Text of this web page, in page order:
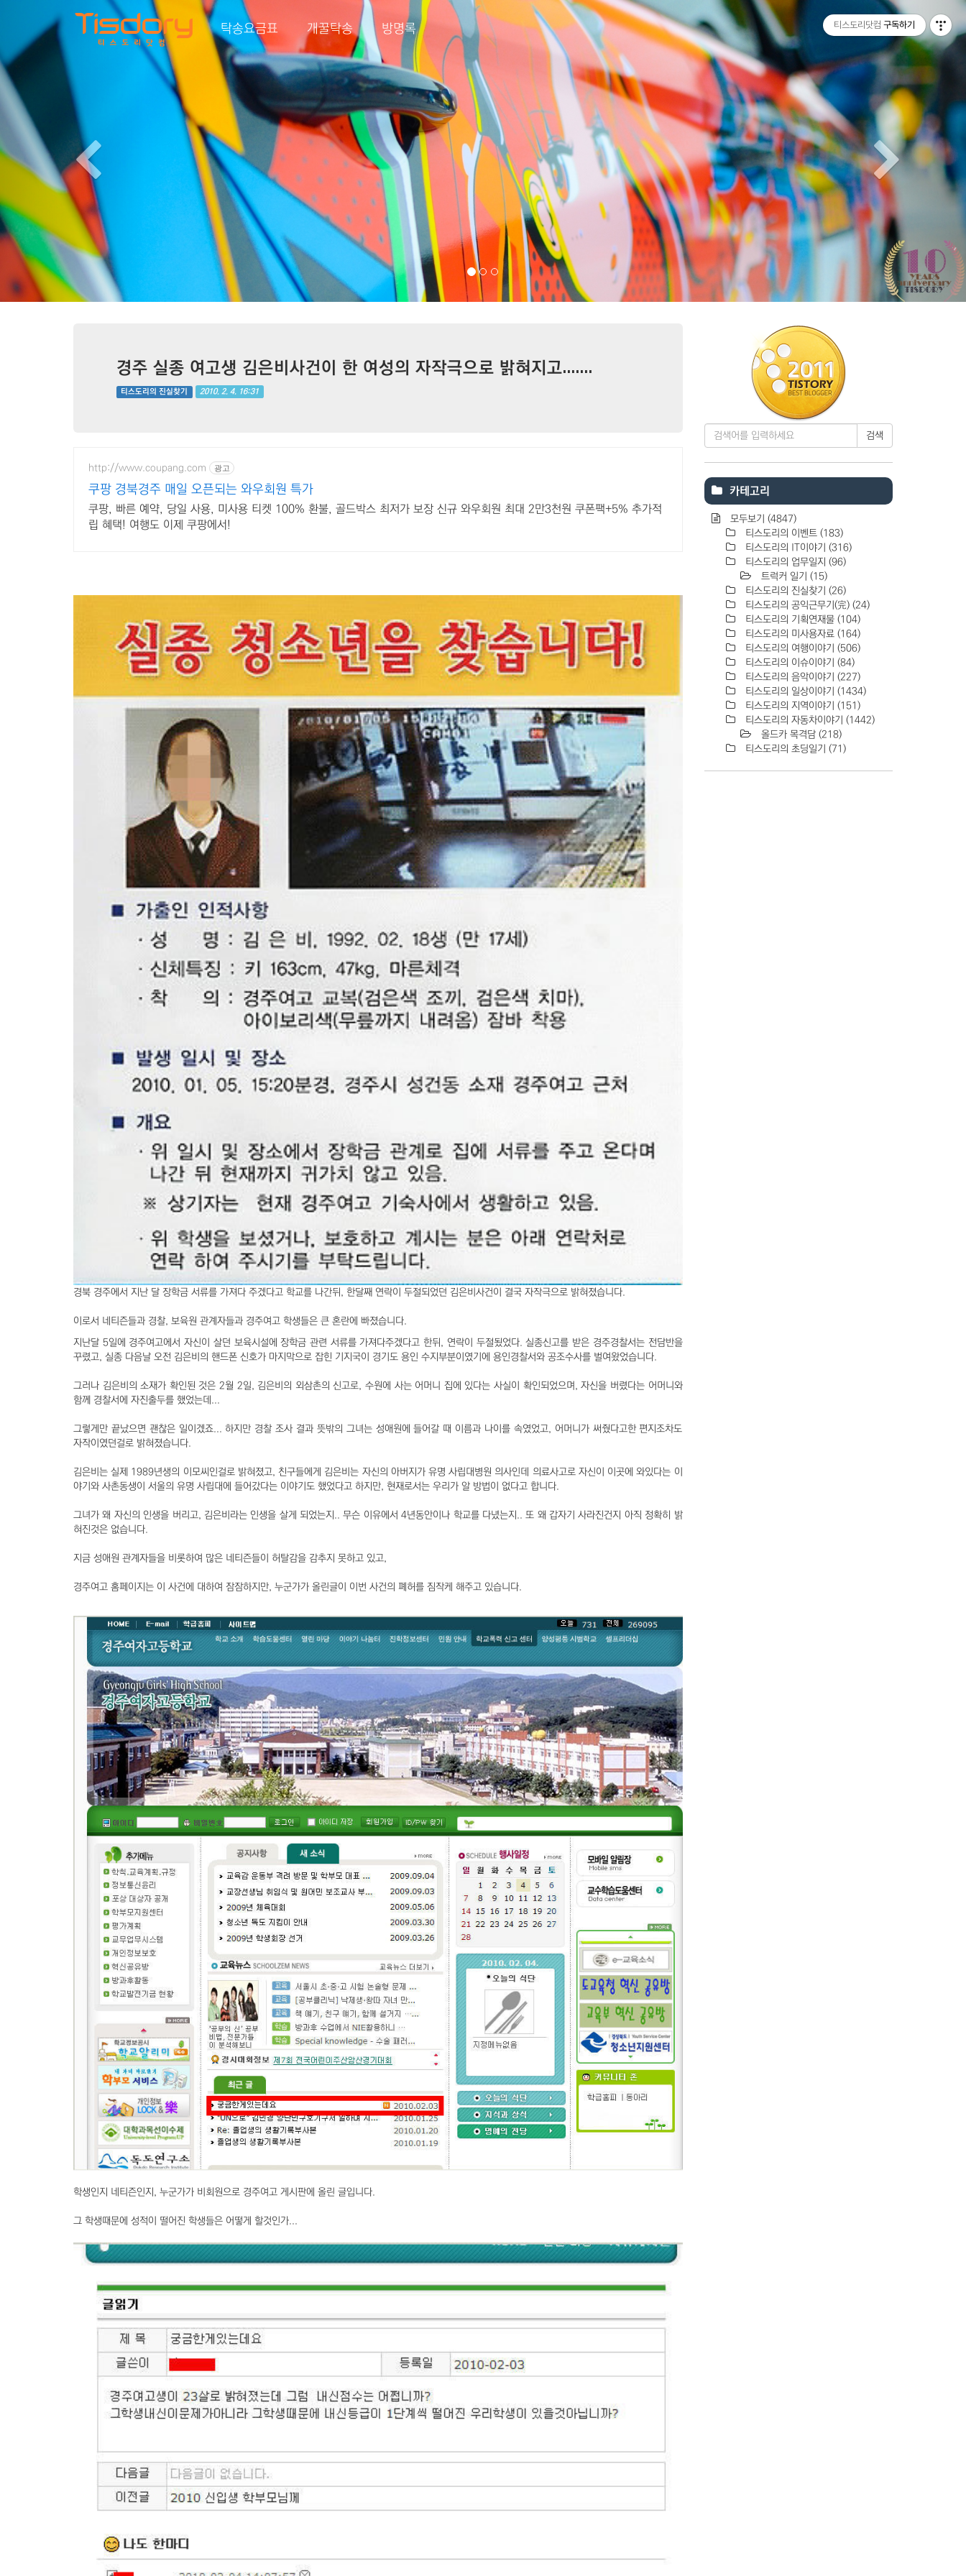
탁송요금표 개꿀탁송 방명록
Previous Next
경주 실종 여고생 김은비사건이 한 여성의 자작극으로 밝혀지고.......
티스도리의 진실찾기 2010. 2. 4. 16:31
http://www.coupang.com 광고
쿠팡 경북경주 매일 오픈되는 와우회원 특가
쿠팡, 빠른 예약, 당일 사용, 미사용 티켓 100% 환불, 골드박스 최저가 보장 신규 와우회원 최대 2만3천원 쿠폰팩+5% 추가적
립 혜택! 여행도 이제 쿠팡에서!
경북 경주에서 지난 달 장학금 서류를 가져다 주겠다고 학교를 나간뒤, 한달째 연락이 두절되었던 김은비사건이 결국 자작극으로 밝혀졌습니다.
이로서 네티즌들과 경찰, 보육원 관계자들과 경주여고 학생들은 큰 혼란에 빠졌습니다.
지난달 5일에 경주여고에서 자신이 살던 보육시설에 장학금 관련 서류를 가져다주겠다고 한뒤, 연락이 두절됬었다. 실종신고를 받은 경주경찰서는 전담반을
꾸렸고, 실종 다음날 오전 김은비의 핸드폰 신호가 마지막으로 잡힌 기지국이 경기도 용인 수지부분이였기에 용인경찰서와 공조수사를 벌여왔었습니다.
그러나 김은비의 소재가 확인된 것은 2월 2일, 김은비의 외삼촌의 신고로, 수원에 사는 어머니 집에 있다는 사실이 확인되었으며, 자신을 버렸다는 어머니와
함께 경찰서에 자진출두를 했었는데...
그렇게만 끝났으면 괜찮은 일이겠죠... 하지만 경찰 조사 결과 뜻밖의 그녀는 성애원에 들어갈 때 이름과 나이를 속였었고, 어머니가 써줬다고한 편지조차도
자작이였던걸로 밝혀졌습니다.
김은비는 실제 1989년생의 이모씨인걸로 밝혀졌고, 친구들에게 김은비는 자신의 아버지가 유명 사립대병원 의사인데 의료사고로 자신이 이곳에 와있다는 이
야기와 사촌동생이 서울의 유명 사립대에 들어갔다는 이야기도 했었다고 하지만, 현재로서는 우리가 알 방법이 없다고 합니다.
그녀가 왜 자신의 인생을 버리고, 김은비라는 인생을 살게 되었는지.. 무슨 이유에서 4년동안이나 학교를 다녔는지.. 또 왜 갑자기 사라진건지 아직 정확히 밝
혀진것은 없습니다.
지금 성애원 관계자들을 비롯하여 많은 네티즌들이 허탈감을 감추지 못하고 있고,
경주여고 홈페이지는 이 사건에 대하여 잠잠하지만, 누군가가 올린글이 이번 사건의 폐허를 짐작케 해주고 있습니다.
학생인지 네티즌인지, 누군가가 비회원으로 경주여고 게시판에 올린 글입니다.
그 학생때문에 성적이 떨어진 학생들은 어떻게 할것인가...
검색
카테고리
모두보기 (4847)
티스도리의 이벤트 (183)
티스도리의 IT이야기 (316)
티스도리의 업무일지 (96)
트럭커 일기 (15)
티스도리의 진실찾기 (26)
티스도리의 공익근무기(完) (24)
티스도리의 기획연재물 (104)
티스도리의 미사용자료 (164)
티스도리의 여행이야기 (506)
티스도리의 이슈이야기 (84)
티스도리의 음악이야기 (227)
티스도리의 일상이야기 (1434)
티스도리의 지역이야기 (151)
티스도리의 자동차이야기 (1442)
올드카 목격담 (218)
티스도리의 초딩일기 (71)
티스토리툴바 티스도리닷컴 구독하기